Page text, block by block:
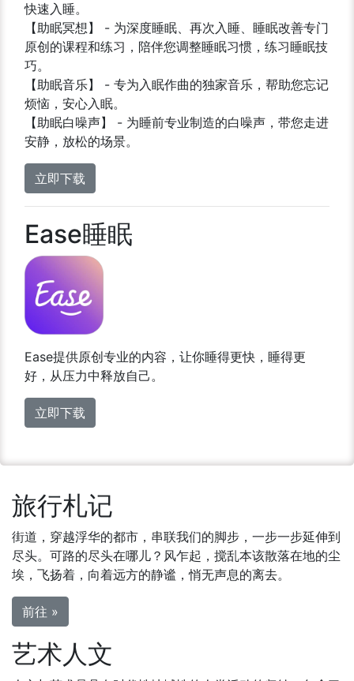
快速入睡。
【助眠冥想】 - 为深度睡眠、再次入睡、睡眠改善专门
原创的课程和练习，陪伴您调整睡眠习惯，练习睡眠技
巧。
【助眠音乐】 - 专为入眠作曲的独家音乐，帮助您忘记
烦恼，安心入眠。
【助眠白噪声】 - 为睡前专业制造的白噪声，带您走进
安静，放松的场景。
立即下载
Ease睡眠
Ease提供原创专业的内容，让你睡得更快，睡得更
好，从压力中释放自己。
立即下载
旅行札记
街道，穿越浮华的都市，串联我们的脚步，一步一步延伸到
尽头。可路的尽头在哪儿？风乍起，搅乱本该散落在地的尘
埃，飞扬着，向着远方的静谧，悄无声息的离去。
前往 »
艺术人文